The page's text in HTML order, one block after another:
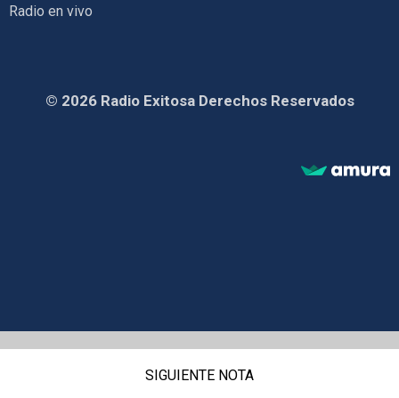
Radio en vivo
© 2026 Radio Exitosa Derechos Reservados
SIGUIENTE NOTA